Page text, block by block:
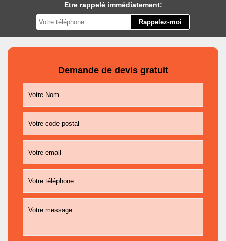
Etre rappelé immédiatement:
Demande de devis gratuit